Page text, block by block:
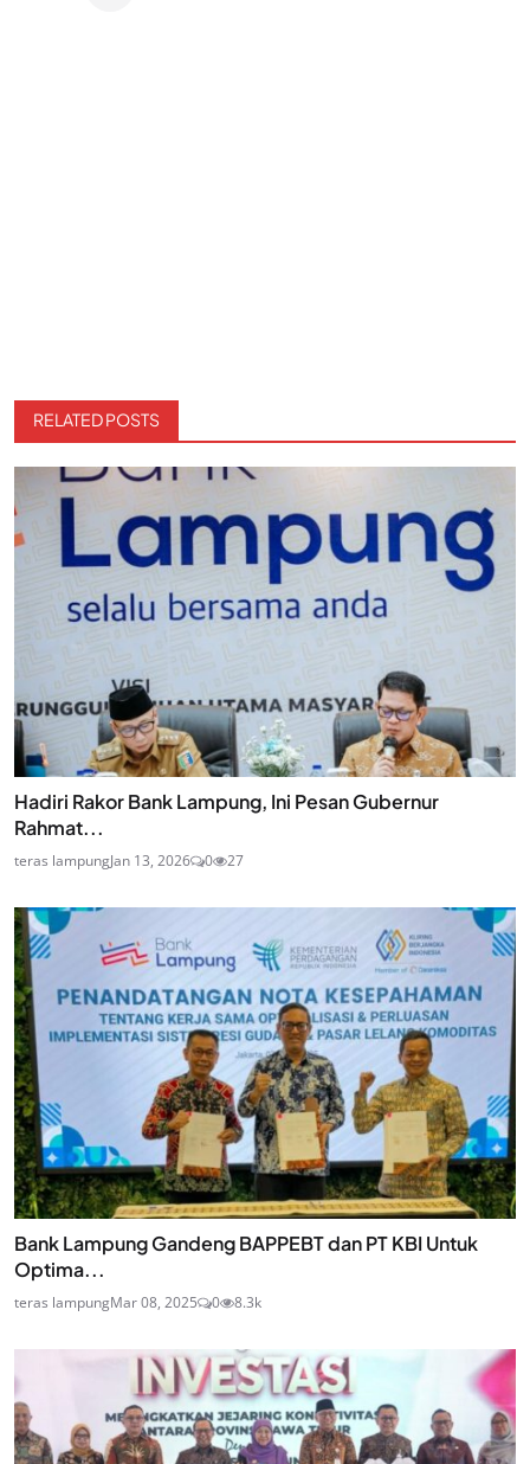
RELATED POSTS
Hadiri Rakor Bank Lampung, Ini Pesan Gubernur
Rahmat...
teras lampungJan 13, 2026 0 27
Bank Lampung Gandeng BAPPEBT dan PT KBI Untuk
Optima...
teras lampungMar 08, 2025 0 8.3k